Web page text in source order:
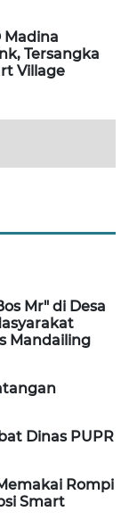
Madina
Tersangka
Village
Mr" di Desa
Mandailing
Dinas PUPR
Rompi
Smart